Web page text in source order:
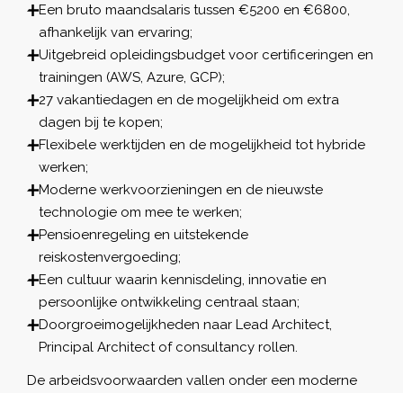
Een bruto maandsalaris tussen €5200 en €6800,
afhankelijk van ervaring;
Uitgebreid opleidingsbudget voor certificeringen en
trainingen (AWS, Azure, GCP);
27 vakantiedagen en de mogelijkheid om extra
dagen bij te kopen;
Flexibele werktijden en de mogelijkheid tot hybride
werken;
Moderne werkvoorzieningen en de nieuwste
technologie om mee te werken;
Pensioenregeling en uitstekende
reiskostenvergoeding;
Een cultuur waarin kennisdeling, innovatie en
persoonlijke ontwikkeling centraal staan;
Doorgroeimogelijkheden naar Lead Architect,
Principal Architect of consultancy rollen.
De arbeidsvoorwaarden vallen onder een moderne